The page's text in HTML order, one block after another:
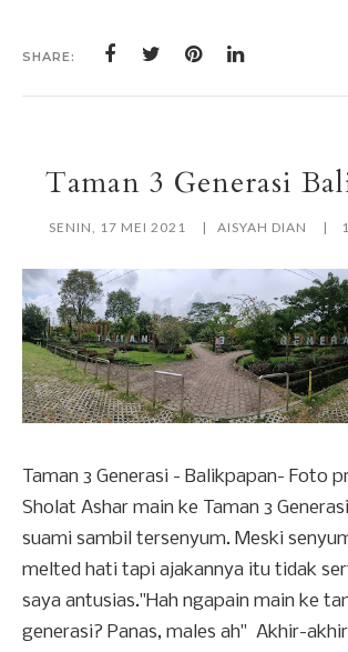
SHARE:
Taman 3 Generasi
SENIN, 17 MEI 2021 AISYAH DIAN
Taman 3 Generasi - Balikpapan- Foto
Sholat Ashar main ke Taman 3
suami sambil tersenyum. Meski
melted hati tapi ajakannya itu tidak
saya antusias."Hah ngapain main ke
generasi? Panas, males ah" Akhir-